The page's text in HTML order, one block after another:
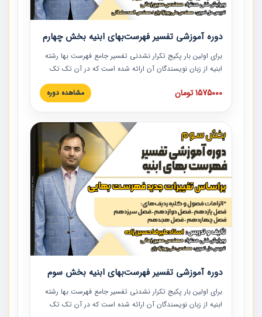
دوره آموزشی تفسیر فهرست‌بهای ابنیه بخش چهارم
برای اولین بار پکیج تکرار نشدنی تفسیر جامع فهرست بها رشته
ابنیه از زبان نویسندگان آن ارائه شده است که در آن تک تک
ردیف ها و مطالب فهرست بها تفسیر و ارائه شده است. این
دوره به صورت کامل تصویری بوده و به همراه تصاویر عملیات
دوره با کلام مهندس علیرضاحسین‌زاده مدیر پروژه مهندسی
مشاور در امر بازنگری فهرست بها رشته ابنیه ارائه شده و به تمام
همکارانی که در حوزه صنعت ساخت در حال فعالیت هستند حتما
توصیه می کنیم از مطالب این دوره استفاده نمایند.
1575000 تومان مشاهده دوره
دوره آموزشی تفسیر فهرست‌بهای ابنیه بخش سوم
برای اولین بار پکیج تکرار نشدنی تفسیر جامع فهرست بها رشته
ابنیه از زبان نویسندگان آن ارائه شده است که در آن تک تک